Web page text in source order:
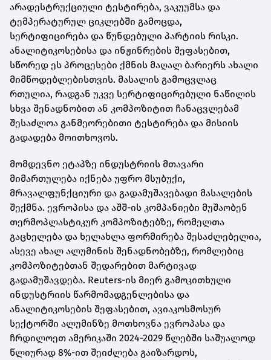
არადესტრუქციული ტესტირება, ვაკუუმსა და
ტემპერატურულ ციკლებში გამოცდა,
სერტიფიცირება და წუნდებული პარტიის რისკი.
ანალიტიკოსებისა და ინჟინრების შეფასებით,
სწორედ ეს პროცესები ქმნის მაღალ ბარიერს ახალი
მიმწოდებლებისთვის. მასალის გამოცვლაც
რთულია, რადგან უკვე სერტიფიცირებული ნაწილის
სხვა შენადნობით ან კომპოზიტით ჩანაცვლებამ
შესაძლოა განმეორებითი ტესტირება და მისიის
გადადება მოითხოვოს.
მომდევნო ეტაპზე ინდუსტრიის მთავარი
მიმართულება იქნება უფრო მსუბუქი,
მრავალფუნქციური და გადამუშავებადი მასალების
შექმნა. ევროპისა და აშშ-ის კომპანიები მუშაობენ
თერმოპლასტიკურ კომპოზიტებზე, რომელთა
გაცხელება და ხელახლა ფორმირება შესაძლებელია,
ასევე ახალ ალუმინის შენადნობებზე, რომლებიც
კომპოზიტებთან შედარებით მარტივად
გადამუშავდება. Reuters-ის მიერ გამოკითხული
ინდუსტრიის წარმომადგენლებისა და
ანალიტიკოსების შეფასებით, ავიაკოსმოსურ
სექტორში ალუმინზე მოთხოვნა ევროპასა და
ჩრდილოეთ ამერიკაში 2024-2029 წლებში საშუალოდ
წლიურად 8%-ით შეიძლება გაიზარდოს,